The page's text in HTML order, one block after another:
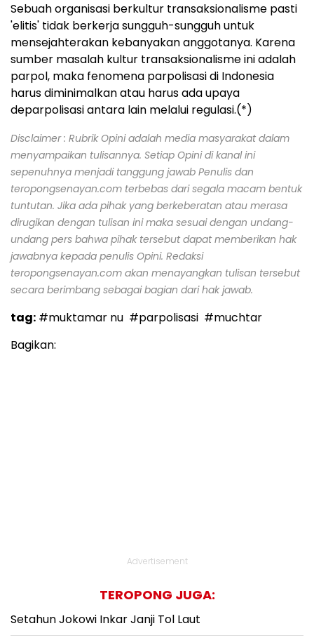
Sebuah organisasi berkultur transaksionalisme pasti
'elitis' tidak berkerja sungguh-sungguh untuk
mensejahterakan kebanyakan anggotanya. Karena
sumber masalah kultur transaksionalisme ini adalah
parpol, maka fenomena parpolisasi di Indonesia
harus diminimalkan atau harus ada upaya
deparpolisasi antara lain melalui regulasi.(*)
Disclaimer : Rubrik Opini adalah media masyarakat dalam
menyampaikan tulisannya. Setiap Opini di kanal ini
sepenuhnya menjadi tanggung jawab Penulis dan
teropongsenayan.com terbebas dari segala macam bentuk
tuntutan. Jika ada pihak yang berkeberatan atau merasa
dirugikan dengan tulisan ini maka sesuai dengan undang-
undang pers bahwa pihak tersebut dapat memberikan hak
jawabnya kepada penulis Opini. Redaksi
teropongsenayan.com akan menayangkan tulisan tersebut
secara berimbang sebagai bagian dari hak jawab.
tag: #muktamar nu #parpolisasi #muchtar
Bagikan:
Advertisement
TEROPONG JUGA:
Setahun Jokowi Inkar Janji Tol Laut